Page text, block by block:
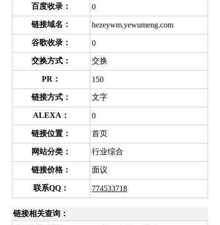
百度收录： 0
链接域名： hezeywm.yewumeng.com
谷歌收录： 0
交换方式： 交换
PR： 150
链接方式： 文字
ALEXA： 0
链接位置： 首页
网站分类： 行业综合
链接价格： 面议
联系QQ： 774533718
链接相关查询：